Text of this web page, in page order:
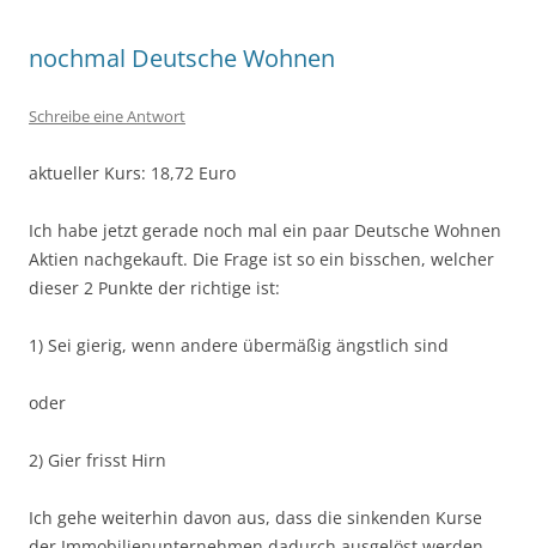
nochmal Deutsche Wohnen
Schreibe eine Antwort
aktueller Kurs: 18,72 Euro
Ich habe jetzt gerade noch mal ein paar Deutsche Wohnen
Aktien nachgekauft. Die Frage ist so ein bisschen, welcher
dieser 2 Punkte der richtige ist:
1) Sei gierig, wenn andere übermäßig ängstlich sind
oder
2) Gier frisst Hirn
Ich gehe weiterhin davon aus, dass die sinkenden Kurse